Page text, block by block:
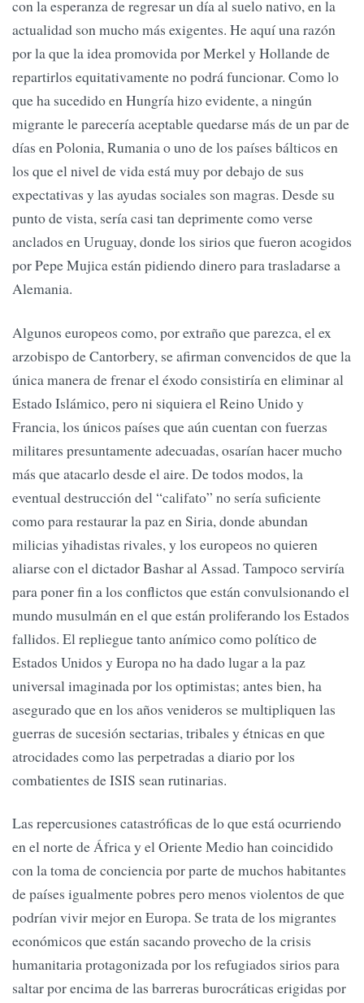
con la esperanza de regresar un día al suelo nativo, en la
actualidad son mucho más exigentes. He aquí una razón
por la que la idea promovida por Merkel y Hollande de
repartirlos equitativamente no podrá funcionar. Como lo
que ha sucedido en Hungría hizo evidente, a ningún
migrante le parecería aceptable quedarse más de un par de
días en Polonia, Rumania o uno de los países bálticos en
los que el nivel de vida está muy por debajo de sus
expectativas y las ayudas sociales son magras. Desde su
punto de vista, sería casi tan deprimente como verse
anclados en Uruguay, donde los sirios que fueron acogidos
por Pepe Mujica están pidiendo dinero para trasladarse a
Alemania.
Algunos europeos como, por extraño que parezca, el ex
arzobispo de Cantorbery, se afirman convencidos de que la
única manera de frenar el éxodo consistiría en eliminar al
Estado Islámico, pero ni siquiera el Reino Unido y
Francia, los únicos países que aún cuentan con fuerzas
militares presuntamente adecuadas, osarían hacer mucho
más que atacarlo desde el aire. De todos modos, la
eventual destrucción del “califato” no sería suficiente
como para restaurar la paz en Siria, donde abundan
milicias yihadistas rivales, y los europeos no quieren
aliarse con el dictador Bashar al Assad. Tampoco serviría
para poner fin a los conflictos que están convulsionando el
mundo musulmán en el que están proliferando los Estados
fallidos. El repliegue tanto anímico como político de
Estados Unidos y Europa no ha dado lugar a la paz
universal imaginada por los optimistas; antes bien, ha
asegurado que en los años venideros se multipliquen las
guerras de sucesión sectarias, tribales y étnicas en que
atrocidades como las perpetradas a diario por los
combatientes de ISIS sean rutinarias.
Las repercusiones catastróficas de lo que está ocurriendo
en el norte de África y el Oriente Medio han coincidido
con la toma de conciencia por parte de muchos habitantes
de países igualmente pobres pero menos violentos de que
podrían vivir mejor en Europa. Se trata de los migrantes
económicos que están sacando provecho de la crisis
humanitaria protagonizada por los refugiados sirios para
saltar por encima de las barreras burocráticas erigidas por